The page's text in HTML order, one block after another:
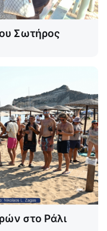
Σωτήρος
στο Ράλι